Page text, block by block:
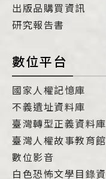
出版品購買資訊
研究報告書
數位平台
國家人權記憶庫
不義遺址資料庫
臺灣轉型正義資料庫
臺灣人權故事教育館
數位影音
白色恐怖文學目錄